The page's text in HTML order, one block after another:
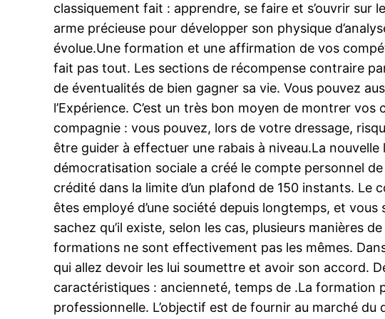
classiquement fait : apprendre, se faire et s’ouvrir sur
arme précieuse pour développer son physique
évolue.Une formation et une affirmation de vos
fait pas tout. Les sections de récompense contraire
de éventualités de bien gagner sa vie. Vous pouvez
l’Expérience. C’est un très bon moyen de montrer
compagnie : vous pouvez, lors de votre dressage,
être guider à effectuer une rabais à niveau.La
démocratisation sociale a créé le compte personnel
crédité dans la limite d’un plafond de 150 instants.
êtes employé d’une société depuis longtemps, et
sachez qu’il existe, selon les cas, plusieurs manières
formations ne sont effectivement pas les mêmes.
qui allez devoir les lui soumettre et avoir son accord.
caractéristiques : ancienneté, temps de .La formation
professionnelle. L’objectif est de fournir au marché